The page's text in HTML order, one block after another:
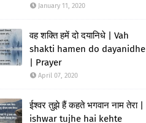
January 11, 2020
वह शक्ति हमें दो दयानिधे | Vah
shakti hamen do dayanidhe
| Prayer
April 07, 2020
ईश्वर तुझे हैं कहते भगवान नाम तेरा |
ishwar tujhe hai kehte